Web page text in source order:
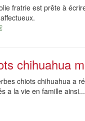
fratrie est prête à
chihuahua
chiots chihuahua a
a la vie en famille ainsi...